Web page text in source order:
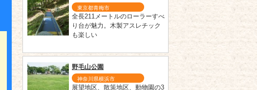
東京都青梅市
全長211メートルのローラーすべ
り台が魅力。木製アスレチック
も楽しい
野毛山公園
神奈川県横浜市
展望地区、散策地区、動物園の3